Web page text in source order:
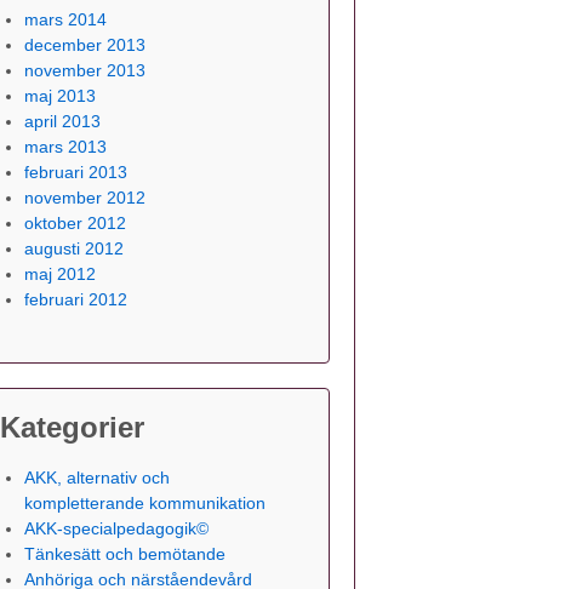
mars 2014
december 2013
november 2013
maj 2013
april 2013
mars 2013
februari 2013
november 2012
oktober 2012
augusti 2012
maj 2012
februari 2012
Kategorier
AKK, alternativ och
kompletterande kommunikation
AKK-specialpedagogik©
Tänkesätt och bemötande
Anhöriga och närståendevård